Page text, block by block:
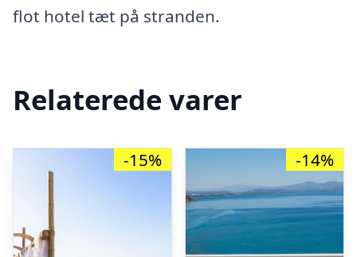
flot hotel tæt på stranden.
Relaterede varer
-15% -14%